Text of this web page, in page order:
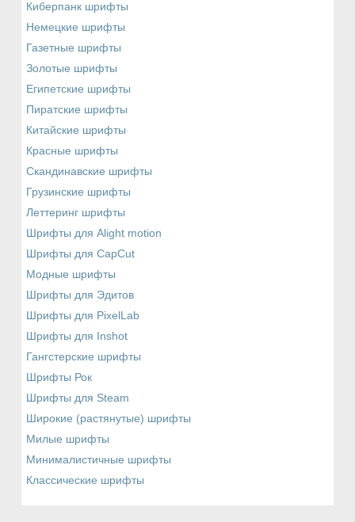
Киберпанк шрифты
Немецкие шрифты
Газетные шрифты
Золотые шрифты
Египетские шрифты
Пиратские шрифты
Китайские шрифты
Красные шрифты
Скандинавские шрифты
Грузинские шрифты
Леттеринг шрифты
Шрифты для Alight motion
Шрифты для CapCut
Модные шрифты
Шрифты для Эдитов
Шрифты для PixelLab
Шрифты для Inshot
Гангстерские шрифты
Шрифты Рок
Шрифты для Steam
Широкие (растянутые) шрифты
Милые шрифты
Минималистичные шрифты
Классические шрифты